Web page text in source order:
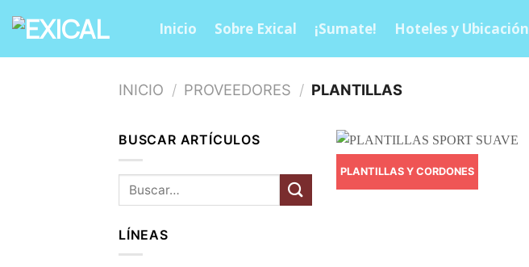
Inicio Sobre Exical ¡Sumate! Hoteles y Ubicación
INICIO / PROVEEDORES / PLANTILLAS
BUSCAR ARTÍCULOS
Buscar
LÍNEAS
PLANTILLAS Y CORDONES